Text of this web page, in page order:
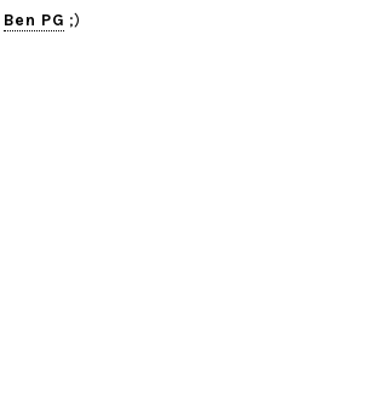
Ben PG ;)